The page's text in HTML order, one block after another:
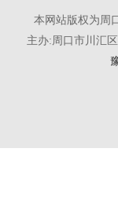
本网站版权为周
主办:周口市川汇